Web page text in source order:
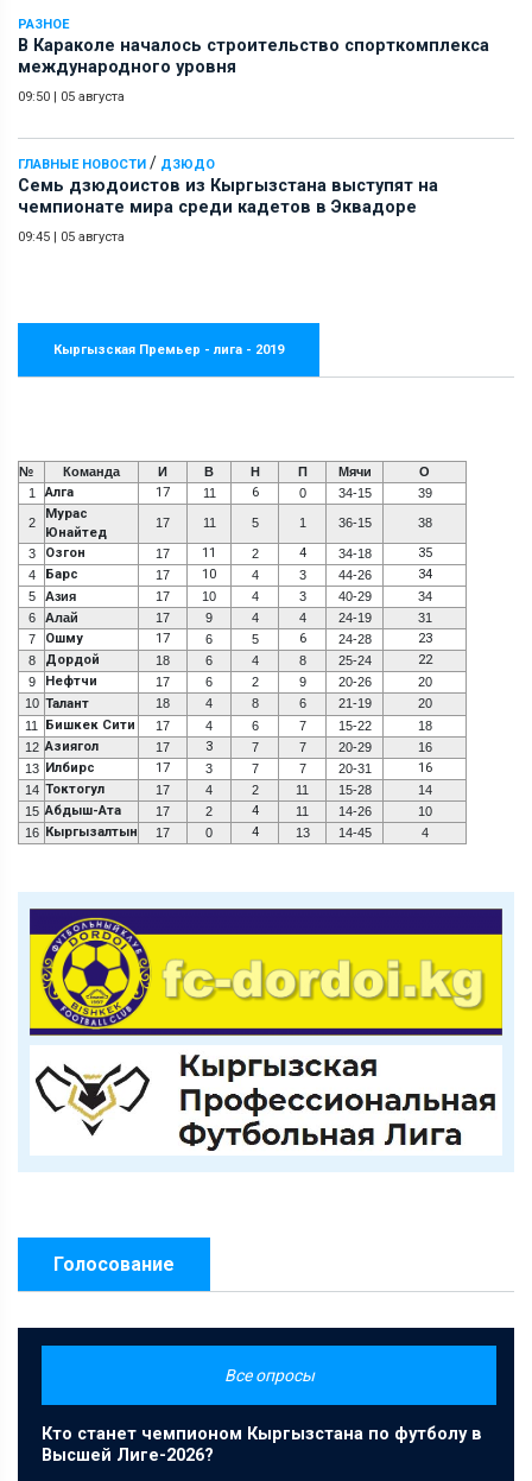
РАЗНОЕ
В Караколе началось строительство спорткомплекса
международного уровня
09:50 | 05 августа
ГЛАВНЫЕ НОВОСТИ / ДЗЮДО
Семь дзюдоистов из Кыргызстана выступят на
чемпионате мира среди кадетов в Эквадоре
09:45 | 05 августа
Кыргызская Премьер - лига - 2019
№ Команда И В Н П Мячи
О
1
Алга 17 11 6 0 34-15 39
2
Мурас
Юнайтед
17 11 5 1 36-15 38
3 Озгон 17 11 2 4 34-18 35
4 Барс 17 10 4 3 44-26 34
5 Азия 17 10 4 3 40-29
34
6
Алай 17 9 4 4 24-19
31
7
Ошму 17 6 5 6 24-28 23
8 Дордой 18 6 4 8 25-24 22
9 Нефтчи 17 6 2 9 20-26
20
10 Талант 18 4 8 6 21-19
20
11
Бишкек Сити 17 4 6 7 15-22
18
12 Азиягол 17 3 7 7 20-29
16
13 Илбирс 17 3 7 7 20-31 16
14 Токтогул 17 4 2 11 15-28
14
15 Абдыш-Ата 17 2 4 11 14-26
10
16 Кыргызалтын 17 0 4 13 14-45 4
Голосование
Все опросы
Кто станет чемпионом Кыргызстана по футболу в
Высшей Лиге-2026?